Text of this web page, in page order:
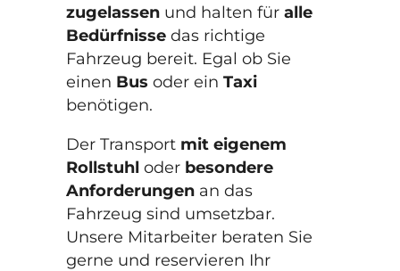
©2026 Taxi Geyer GmbH
zugelassen und halten für alle
Bedürfnisse das richtige
Fahrzeug bereit. Egal ob Sie
einen Bus oder ein Taxi
benötigen.
Der Transport mit eigenem
Rollstuhl oder besondere
Anforderungen an das
Fahrzeug sind umsetzbar.
Unsere Mitarbeiter beraten Sie
gerne und reservieren Ihr